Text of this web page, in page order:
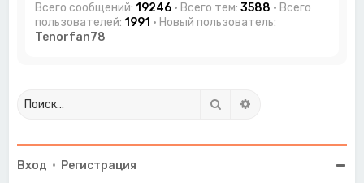
Всего сообщений:19246 • Всего тем:3588 • Всего
пользователей:1991 • Новый пользователь:
Tenorfan78
Поиск
Вход • Регистрация